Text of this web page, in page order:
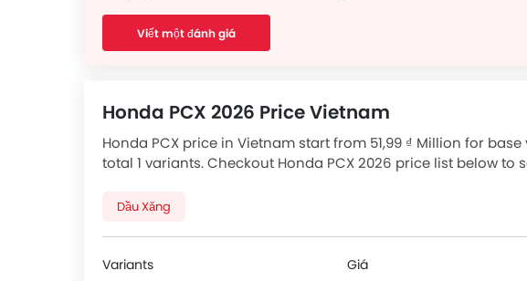
Viết một đánh giá
Honda PCX 2026 Price Vietnam
Honda PCX price in Vietnam start from 51,99 ₫ Million for
total 1 variants. Checkout Honda PCX 2026 price list below to
Dầu Xăng
Variants Giá